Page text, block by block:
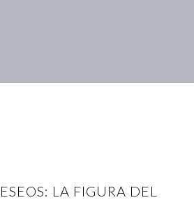
LA FIGURA DEL